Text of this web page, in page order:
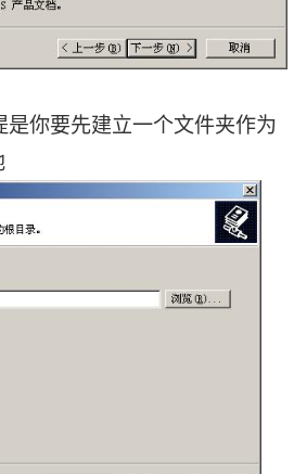
是你要先建立一个文件夹作为